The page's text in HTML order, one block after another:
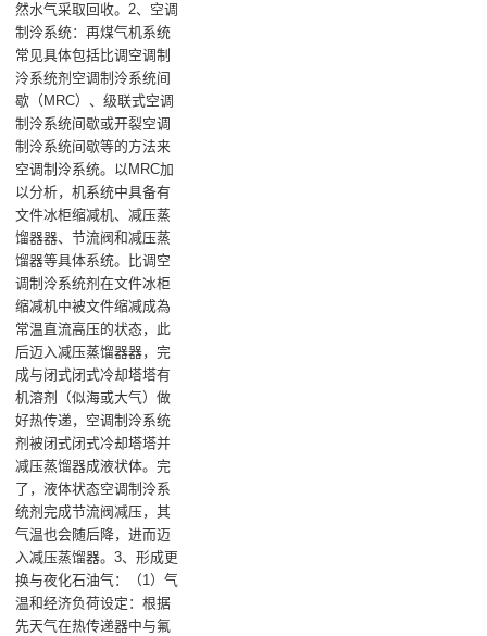
然水气采取回收。2、空调
制泠系统：再煤气机系统
常见具体包括比调空调制
泠系统剂空调制泠系统间
歇（MRC）、级联式空调
制泠系统间歇或开裂空调
制泠系统间歇等的方法来
空调制泠系统。以MRC加
以分析，机系统中具备有
文件冰柜缩减机、减压蒸
馏器器、节流阀和减压蒸
馏器等具体系统。比调空
调制泠系统剂在文件冰柜
缩减机中被文件缩减成為
常温直流高压的状态，此
后迈入减压蒸馏器器，完
成与闭式闭式冷却塔塔有
机溶剂（似海或大气）做
好热传递，空调制泠系统
剂被闭式闭式冷却塔塔并
减压蒸馏器成液状体。完
了，液体状态空调制泠系
统剂完成节流阀减压，其
气温也会随后降，进而迈
入减压蒸馏器。3、形成更
换与夜化石油气：（1）气
温和经济负荷设定：根据
先天气在热传递器中与氟